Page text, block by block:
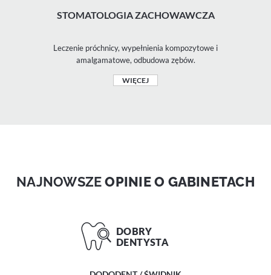
STOMATOLOGIA ZACHOWAWCZA
Leczenie próchnicy, wypełnienia kompozytowe i
amalgamatowe, odbudowa zębów.
WIĘCEJ
NAJNOWSZEOPINIE O GABINETACH